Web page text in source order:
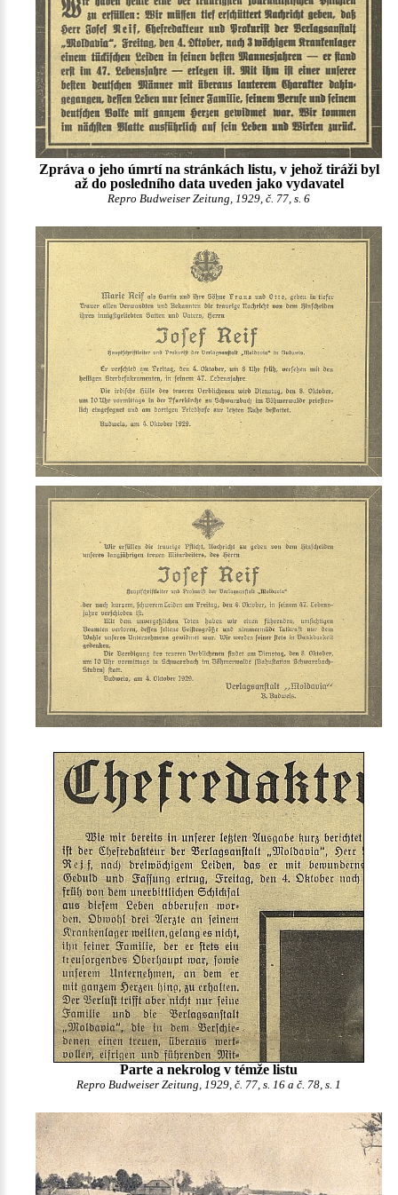
Zpráva o jeho úmrtí na stránkách listu, v jehož tiráži byl
až do posledního data uveden jako vydavatel
Repro Budweiser Zeitung, 1929, č. 77, s. 6
Parte a nekrolog v témže listu
Repro Budweiser Zeitung, 1929, č. 77, s. 16 a č. 78, s. 1